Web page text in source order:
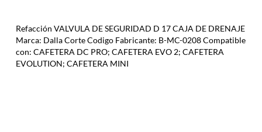
Refacción VALVULA DE SEGURIDAD D 17 CAJA DE DRENAJE
Marca: Dalla Corte Codigo Fabricante: B-MC-0208 Compatible
con: CAFETERA DC PRO; CAFETERA EVO 2; CAFETERA
EVOLUTION; CAFETERA MINI